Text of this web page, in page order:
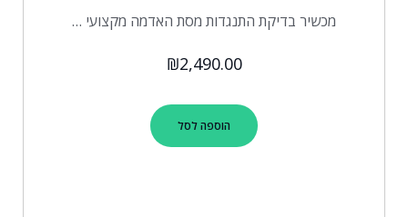
מכשיר בדיקת התנגדות מסת האדמה מקצועי …
₪2,490.00
הוספה לסל